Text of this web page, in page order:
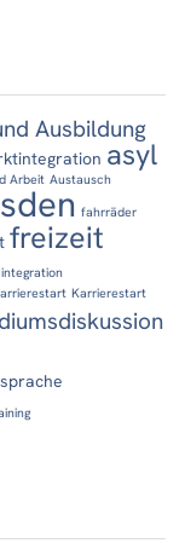
Ausbildung
asyl
Arbeit Austausch
fahrräder
freizeit
integration
Karrierestart
sprache